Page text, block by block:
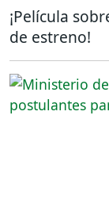
¡Película
de estreno!